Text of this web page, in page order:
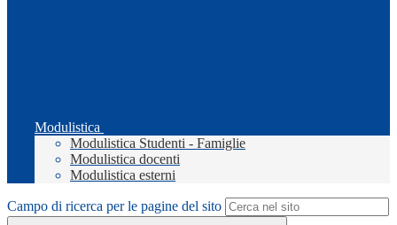
Modulistica
Modulistica Studenti - Famiglie
Modulistica docenti
Modulistica esterni
Campo di ricerca per le pagine del sito